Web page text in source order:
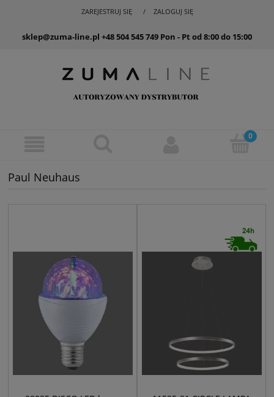
ZAREJESTRUJ SIĘ ZALOGUJ SIĘ
sklep@zuma-line.pl +48 504 545 749 Pon - Pt od 8:00 do 15:00
Paul Neuhaus